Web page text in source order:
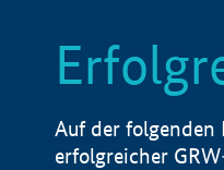
Auf der folgenden
erfolgreicher